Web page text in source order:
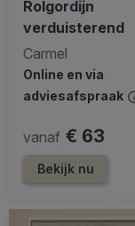
Rolgordijn
verduisterend
Carmel
Online en via
adviesafspraak
vanaf € 63
Bekijk nu